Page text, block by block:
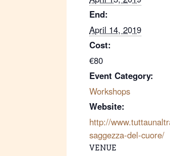
End:
April 14, 2019
Cost:
€80
Event Category:
Workshops
Website:
http://
saggezza-del-cuore/
VENUE